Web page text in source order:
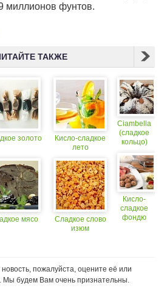
миллионов фунтов.
ТАКЖЕ
золото
мясо
Кисло-сладкое
лето
Сладкое слово
изюм
Ciambella
(сладкое
кольцо)
Кисло-
сладкое
фондю
пожалуйста, оцените её или
Мы будем Вам очень признательны.